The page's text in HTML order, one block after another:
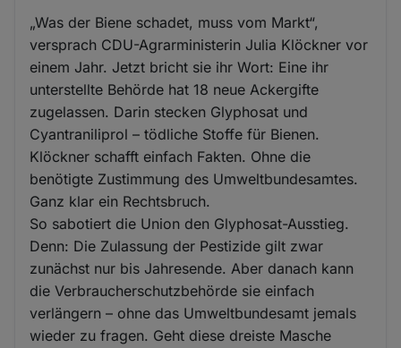
„Was der Biene schadet, muss vom Markt“,
versprach CDU-Agrarministerin Julia Klöckner vor
einem Jahr. Jetzt bricht sie ihr Wort: Eine ihr
unterstellte Behörde hat 18 neue Ackergifte
zugelassen. Darin stecken Glyphosat und
Cyantraniliprol – tödliche Stoffe für Bienen.
Klöckner schafft einfach Fakten. Ohne die
benötigte Zustimmung des Umweltbundesamtes.
Ganz klar ein Rechtsbruch.
So sabotiert die Union den Glyphosat-Ausstieg.
Denn: Die Zulassung der Pestizide gilt zwar
zunächst nur bis Jahresende. Aber danach kann
die Verbraucherschutzbehörde sie einfach
verlängern – ohne das Umweltbundesamt jemals
wieder zu fragen. Geht diese dreiste Masche